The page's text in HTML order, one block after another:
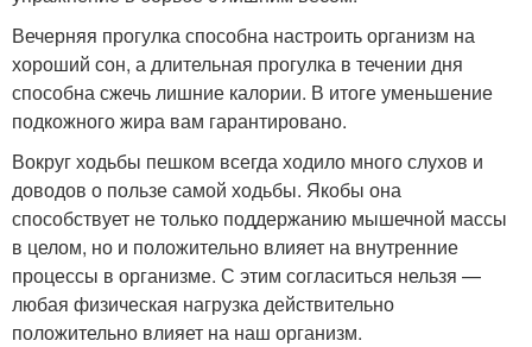
Вечерняя прогулка способна настроить организм на
хороший сон, а длительная прогулка в течении дня
способна сжечь лишние калории. В итоге уменьшение
подкожного жира вам гарантировано.
Вокруг ходьбы пешком всегда ходило много слухов и
доводов о пользе самой ходьбы. Якобы она
способствует не только поддержанию мышечной массы
в целом, но и положительно влияет на внутренние
процессы в организме. С этим согласиться нельзя —
любая физическая нагрузка действительно
положительно влияет на наш организм.